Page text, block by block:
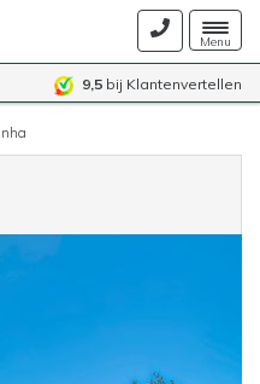
Menu
9,5 bij Klantenvertellen